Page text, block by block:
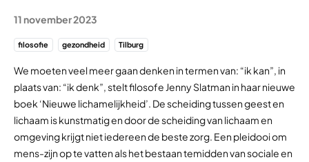
11 november 2023
filosofie gezondheid Tilburg
We moeten veel meer gaan denken in termen van: “ik kan”, in
plaats van: “ik denk”, stelt filosofe Jenny Slatman in haar nieuwe
boek ‘Nieuwe lichamelijkheid’. De scheiding tussen geest en
lichaam is kunstmatig en door de scheiding van lichaam en
omgeving krijgt niet iedereen de beste zorg. Een pleidooi om
mens-zijn op te vatten als het bestaan temidden van sociale en